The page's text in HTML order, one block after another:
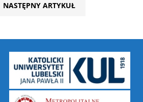
NASTĘPNY ARTYKUŁ